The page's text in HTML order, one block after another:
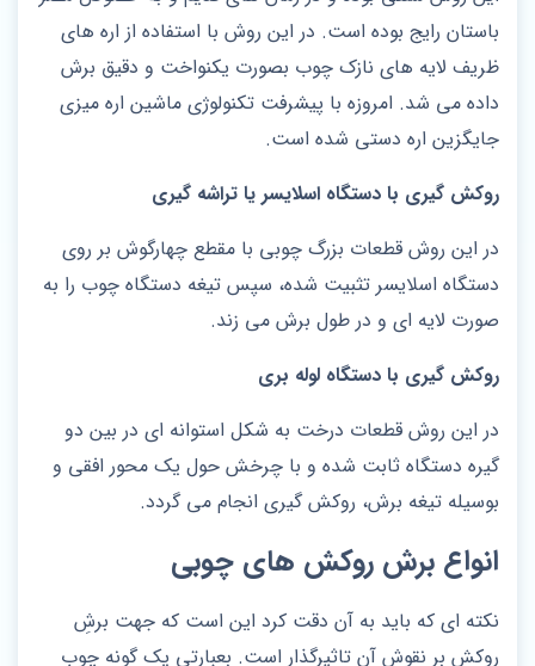
باستان رایج بوده است. در این روش با استفاده از اره های
ظریف لایه های نازک چوب بصورت یکنواخت و دقیق برش
داده می شد. امروزه با پیشرفت تکنولوژی ماشین اره میزی
جایگزین اره دستی شده است.
روکش گیری با دستگاه اسلایسر یا تراشه گیری
در این روش قطعات بزرگ چوبی با مقطع چهارگوش بر روی
دستگاه اسلایسر تثبیت شده، سپس تیغه دستگاه چوب را به
صورت لایه ای و در طول برش می زند.
روکش گیری با دستگاه لوله بری
در این روش قطعات درخت به شکل استوانه ای در بین دو
گیره دستگاه ثابت شده و با چرخش حول یک محور افقی و
بوسیله تیغه برش، روکش گیری انجام می گردد.
انواع برش روکش های چوبی
نکته ای که باید به آن دقت کرد این است که جهت برشِ
روکش بر نقوش آن تاثیرگذار است. بعبارتی یک گونه چوب